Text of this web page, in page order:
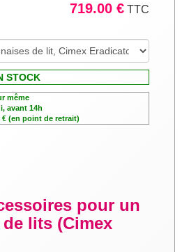
719.00 € TTC
STOCK
même
avant 14h
(en point de retrait)
pour un
lits (Cimex